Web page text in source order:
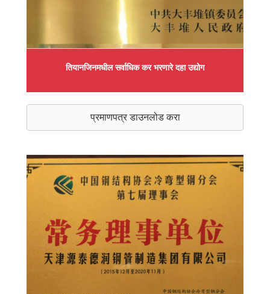
तियानजिनमधील सर्वाधिक कर भरणारे दहा उद्योग
प्रमाणपत्र डाउनलोड करा